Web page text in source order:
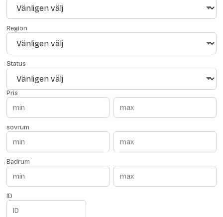
Region
Status
Pris
sovrum
Badrum
ID